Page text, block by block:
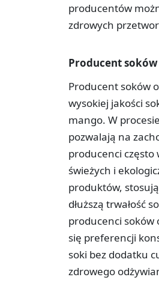
producentów
zdrowych
Producent
Producent soków
wysokiej jakości
mango. W
pozwalają na
producenci często
świeżych i
produktów,
dłuższą trwałość
producenci soków
się preferencji
soki bez dodatku
zdrowego